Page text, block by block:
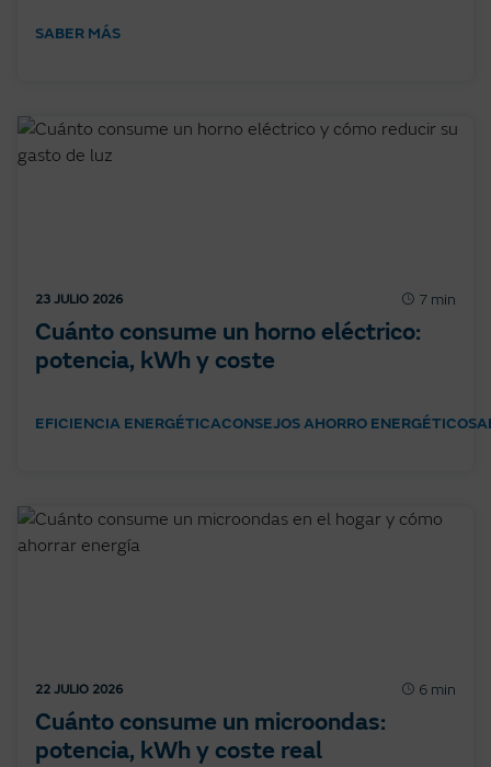
SABER MÁS
23 JULIO 2026 7 min
Cuánto consume un horno eléctrico:
potencia, kWh y coste
EFICIENCIA ENERGÉTICACONSEJOS AHORRO ENERGÉTICO
22 JULIO 2026 6 min
Cuánto consume un microondas:
potencia, kWh y coste real